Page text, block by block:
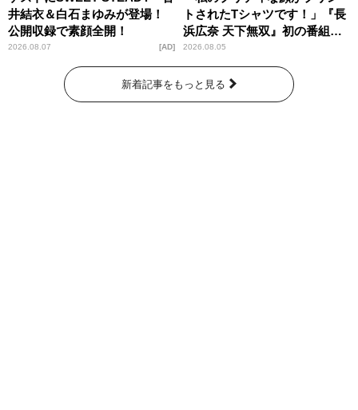
井結衣＆白石まゆみが登場！
公開収録で素顔全開！
2026.08.07 AD
トされたTシャツです！」『長
浜広奈 天下無双』初の番組グ
ッズ発売
2026.08.05
新着記事をもっと見る